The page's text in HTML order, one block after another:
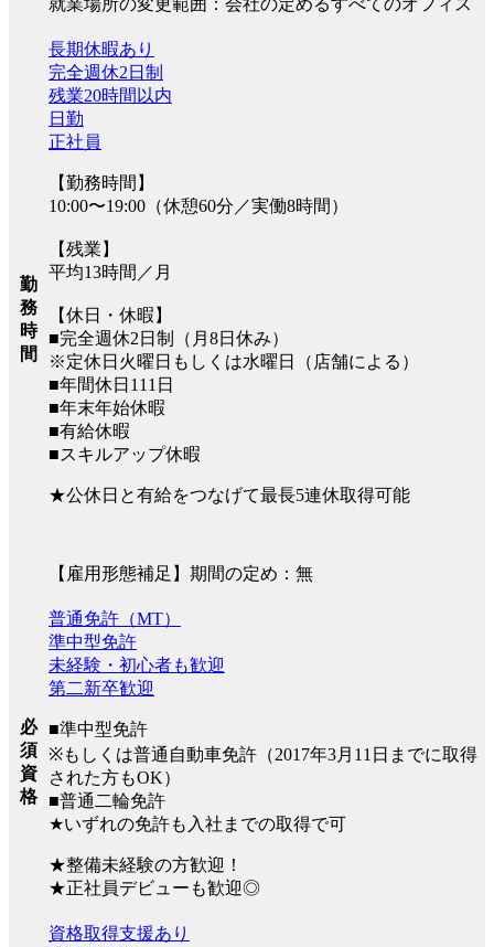
就業場所の変更範囲：会社の定めるすべてのオフィス
勤
務
時
間
長期休暇あり
完全週休2日制
残業20時間以内
日勤
正社員
【勤務時間】
10:00〜19:00（休憩60分／実働8時間）
【残業】
平均13時間／月
【休日・休暇】
■完全週休2日制（月8日休み）
※定休日火曜日もしくは水曜日（店舗による）
■年間休日111日
■年末年始休暇
■有給休暇
■スキルアップ休暇
★公休日と有給をつなげて最長5連休取得可能
【雇用形態補足】期間の定め：無
必
須
資
格
普通免許（MT）
準中型免許
未経験・初心者も歓迎
第二新卒歓迎
■準中型免許
※もしくは普通自動車免許（2017年3月11日までに取得
された方もOK）
■普通二輪免許
★いずれの免許も入社までの取得で可
★整備未経験の方歓迎！
★正社員デビューも歓迎◎
資格取得支援あり